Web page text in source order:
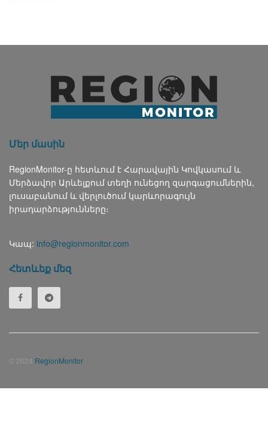
Մեր մասին
RegionMonitor-ը հետևում է Հարավային Կովկասում և
Մերձավոր Արևելքում տեղի ունեցող զարգացումներին,
լուսաբանում և վերլուծում կարևորագույն
իրադարձությունները։
Կապ: info@regionmonitor.com
Հետևեք մեզ
© 2024 RegionMonitor